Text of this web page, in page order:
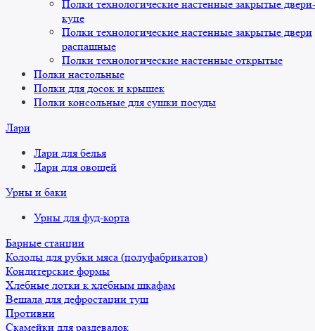
Полки технологические настенные закрытые двери-
купе
Полки технологические настенные закрытые двери
распашные
Полки технологические настенные открытые
Полки настольные
Полки для досок и крышек
Полки консольные для сушки посуды
Лари
Лари для белья
Лари для овощей
Урны и баки
Урны для фуд-корта
Барные станции
Колоды для рубки мяса (полуфабрикатов)
Кондитерские формы
Хлебные лотки к хлебным шкафам
Вешала для дефростации туш
Противни
Скамейки для раздевалок